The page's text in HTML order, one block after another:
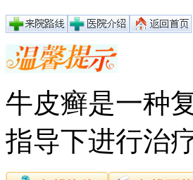
牛皮癣是一种
指导下进行治疗